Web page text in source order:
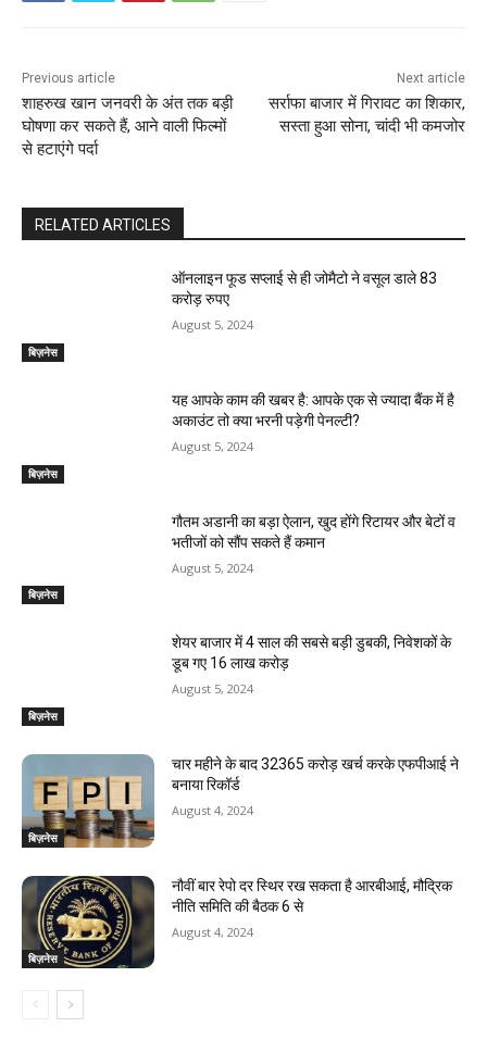
Previous article
शाहरुख खान जनवरी के अंत तक बड़ी
घोषणा कर सकते हैं, आने वाली फिल्मों
से हटाएंगे पर्दा
Next article
सर्राफा बाजार में गिरावट का शिकार,
सस्ता हुआ सोना, चांदी भी कमजोर
RELATED ARTICLES
बिज़नेस
ऑनलाइन फूड सप्‍लाई से ही जोमैटो ने वसूल डाले 83
करोड़ रुपए
August 5, 2024
बिज़नेस
यह आपके काम की खबर है: आपके एक से ज्यादा बैंक में है
अकाउंट तो क्या भरनी पड़ेगी पेनल्टी?
August 5, 2024
बिज़नेस
गौतम अडानी का बड़ा ऐलान, खुद होंगे रिटायर और बेटों व
भतीजों को सौंप सकते हैं कमान
August 5, 2024
बिज़नेस
शेयर बाजार में 4 साल की सबसे बड़ी डुबकी, निवेशकों के
डूब गए 16 लाख करोड़
August 5, 2024
बिज़नेस
चार महीने के बाद 32365 करोड़ खर्च करके एफपीआई ने
बनाया रिकॉर्ड
August 4, 2024
बिज़नेस
नौवीं बार रेपो दर स्थिर रख सकता है आरबीआई, मौद्रिक
नीति समिति की बैठक 6 से
August 4, 2024